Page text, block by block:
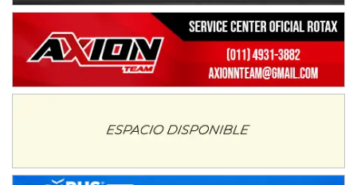
Trenque Lauquen (Buenos Aires)
ENTRERRIANO - F6 (POSTERGADA)
Parque de la Velocidad (Asfalto)
Villaguay (Entre Ríos)
VICTORIENSE - F7
Moto Club Reginense (Tierra)